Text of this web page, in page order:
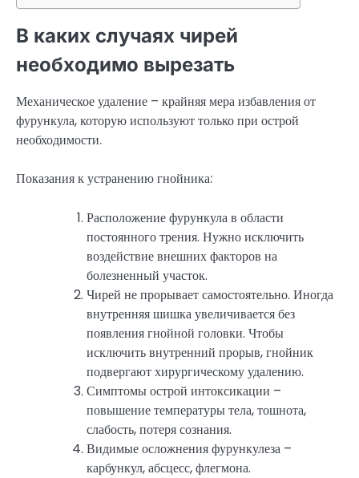
В каких случаях чирей
необходимо вырезать
Механическое удаление – крайняя мера избавления от
фурункула, которую используют только при острой
необходимости.
Показания к устранению гнойника:
Расположение фурункула в области
постоянного трения. Нужно исключить
воздействие внешних факторов на
болезненный участок.
Чирей не прорывает самостоятельно. Иногда
внутренняя шишка увеличивается без
появления гнойной головки. Чтобы
исключить внутренний прорыв, гнойник
подвергают хирургическому удалению.
Симптомы острой интоксикации –
повышение температуры тела, тошнота,
слабость, потеря сознания.
Видимые осложнения фурункулеза –
карбункул, абсцесс, флегмона.